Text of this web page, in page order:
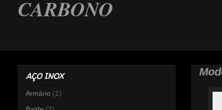
CARBONO
AÇO INOX
Armário (1)